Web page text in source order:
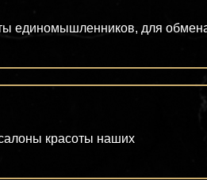
единомышленников, для
красоты наших